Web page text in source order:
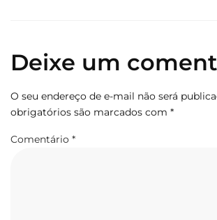
Deixe um
O seu endereço de e-mail não será
obrigatórios são marcados com *
Comentário *